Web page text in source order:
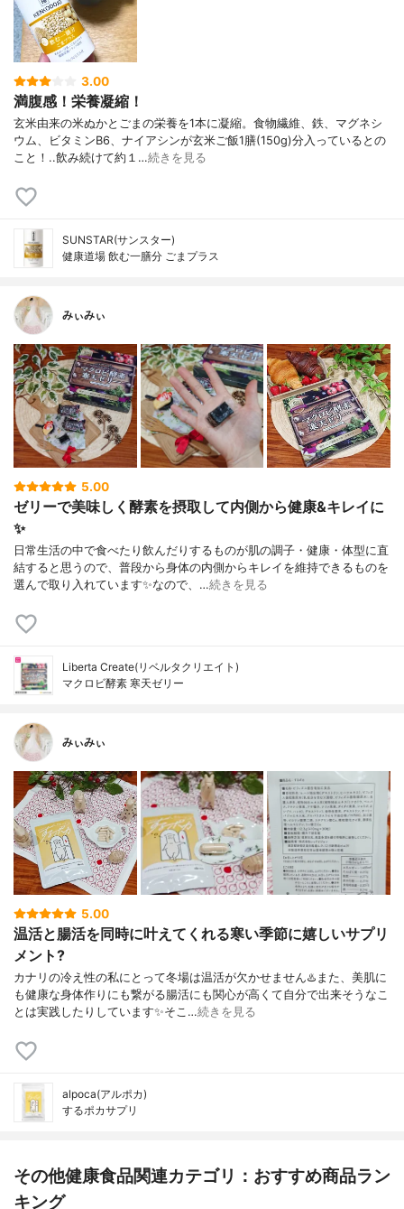
3.00
満腹感！栄養凝縮！
玄米由来の米ぬかとごまの栄養を1本に凝縮。食物繊維、鉄、マグネシ
ウム、ビタミンB6、ナイアシンが玄米ご飯1膳(150g)分入っているとの
こと！..飲み続けて約１…続きを見る
SUNSTAR(サンスター)
健康道場 飲む一膳分 ごまプラス
みぃみぃ
5.00
ゼリーで美味しく酵素を摂取して内側から健康&キレイに
✨
日常生活の中で食べたり飲んだりするものが肌の調子・健康・体型に直
結すると思うので、普段から身体の内側からキレイを維持できるものを
選んで取り入れています✨なので、…続きを見る
Liberta Create(リベルタクリエイト)
マクロビ酵素 寒天ゼリー
みぃみぃ
5.00
温活と腸活を同時に叶えてくれる寒い季節に嬉しいサプリ
メント?
カナリの冷え性の私にとって冬場は温活が欠かせません♨️また、美肌に
も健康な身体作りにも繋がる腸活にも関心が高くて自分で出来そうなこ
とは実践したりしています✨そこ…続きを見る
alpoca(アルポカ)
するポカサプリ
その他健康食品関連カテゴリ：おすすめ商品ラン
キング